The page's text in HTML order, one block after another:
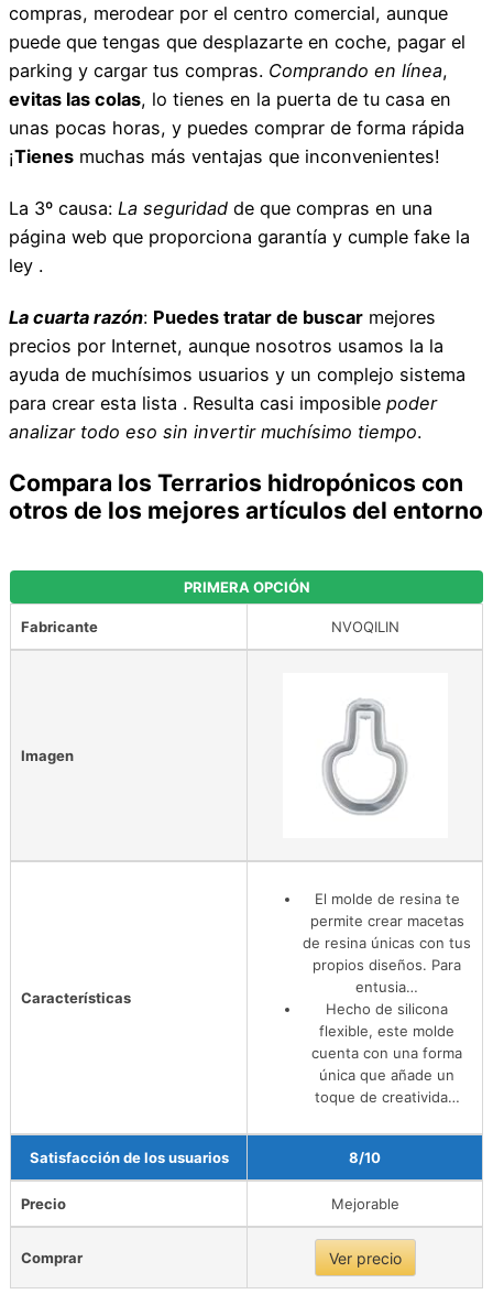
compras, merodear por el centro comercial, aunque
puede que tengas que desplazarte en coche, pagar el
parking y cargar tus compras. Comprando en línea,
evitas las colas, lo tienes en la puerta de tu casa en
unas pocas horas, y puedes comprar de forma rápida
¡Tienes muchas más ventajas que inconvenientes!
La 3º causa: La seguridad de que compras en una
página web que proporciona garantía y cumple fake la
ley .
La cuarta razón: Puedes tratar de buscar mejores
precios por Internet, aunque nosotros usamos la la
ayuda de muchísimos usuarios y un complejo sistema
para crear esta lista . Resulta casi imposible poder
analizar todo eso sin invertir muchísimo tiempo.
Compara los Terrarios hidropónicos con
otros de los mejores artículos del entorno
PRIMERA OPCIÓN
Fabricante NVOQILIN
Imagen
Características
El molde de resina te
permite crear macetas
de resina únicas con tus
propios diseños. Para
entusia…
Hecho de silicona
flexible, este molde
cuenta con una forma
única que añade un
toque de creativida…
Satisfacción de los usuarios 8/10
Precio Mejorable
Comprar Ver precio